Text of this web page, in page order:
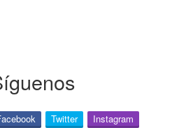
Twitter Instagram